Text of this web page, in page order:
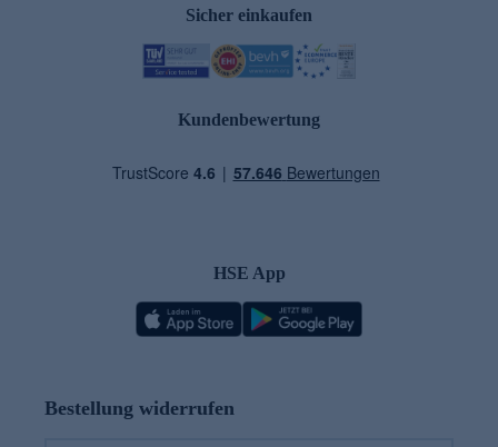
Sicher einkaufen
Kundenbewertung
HSE App
Bestellung widerrufen